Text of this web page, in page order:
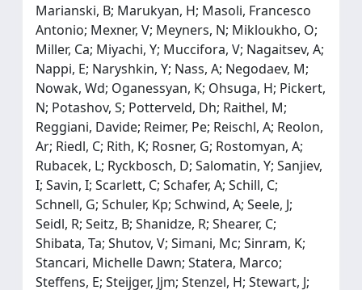
Marianski, B; Marukyan, H; Masoli, Francesco
Antonio; Mexner, V; Meyners, N; Mikloukho, O;
Miller, Ca; Miyachi, Y; Muccifora, V; Nagaitsev, A;
Nappi, E; Naryshkin, Y; Nass, A; Negodaev, M;
Nowak, Wd; Oganessyan, K; Ohsuga, H; Pickert,
N; Potashov, S; Potterveld, Dh; Raithel, M;
Reggiani, Davide; Reimer, Pe; Reischl, A; Reolon,
Ar; Riedl, C; Rith, K; Rosner, G; Rostomyan, A;
Rubacek, L; Ryckbosch, D; Salomatin, Y; Sanjiev,
I; Savin, I; Scarlett, C; Schafer, A; Schill, C;
Schnell, G; Schuler, Kp; Schwind, A; Seele, J;
Seidl, R; Seitz, B; Shanidze, R; Shearer, C;
Shibata, Ta; Shutov, V; Simani, Mc; Sinram, K;
Stancari, Michelle Dawn; Statera, Marco;
Steffens, E; Steijger, Jjm; Stenzel, H; Stewart, J;